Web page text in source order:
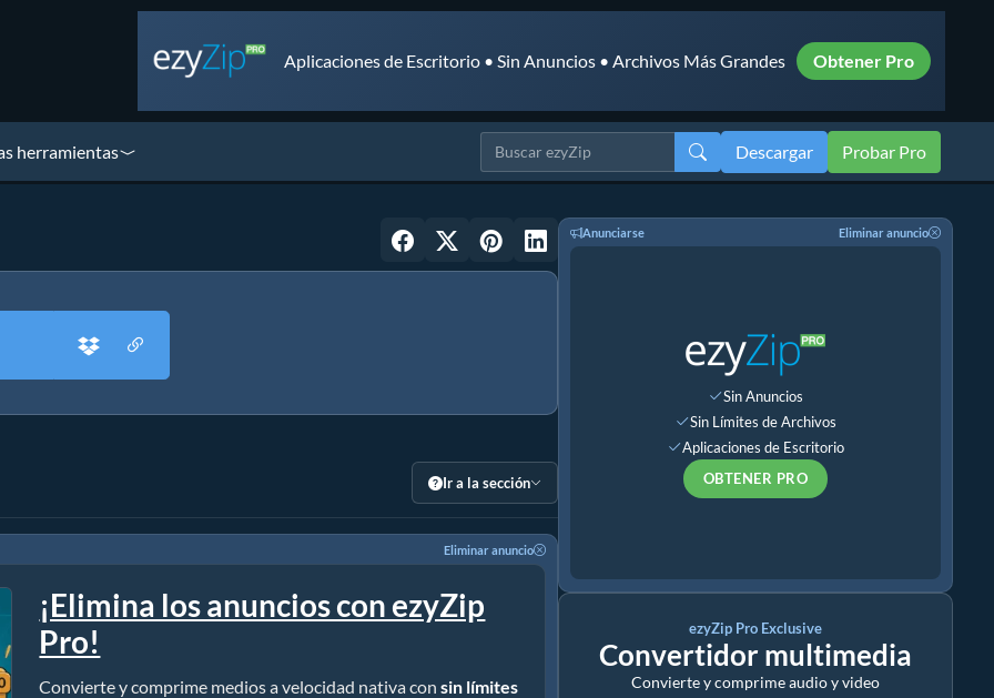
Aplicaciones de Escritorio • Sin Anuncios • Archivos Más Grandes Obtener Pro
herramientas Descargar Probar Pro
Ir a la sección
Eliminar anuncio
¡Elimina los anuncios con ezyZip
Pro!
Convierte y comprime medios a velocidad nativa consin límites
Anunciarse Eliminar anuncio
Sin Anuncios
Sin Límites de Archivos
Aplicaciones de Escritorio
OBTENER PRO
ezyZip Pro Exclusive
Convertidor multimedia
Convierte y comprime audio y video